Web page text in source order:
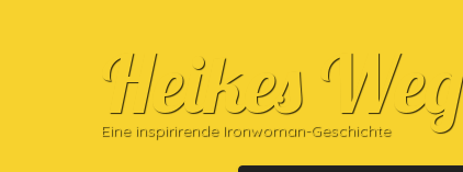
Heikes
Eine inspirirende Ironwoman-Geschichte